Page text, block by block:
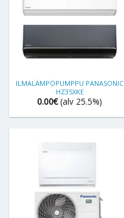
ILMALÄMPÖPUMPPU PANASONIC
HZ35XKE
0.00€ (alv 25.5%)